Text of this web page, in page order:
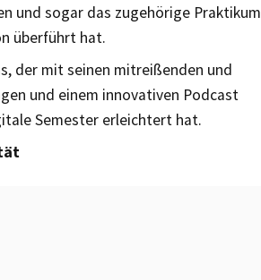
und sogar das zugehörige Praktikum
überführt hat.
der mit seinen mitreißenden und
und einem innovativen Podcast
Semester erleichtert hat.